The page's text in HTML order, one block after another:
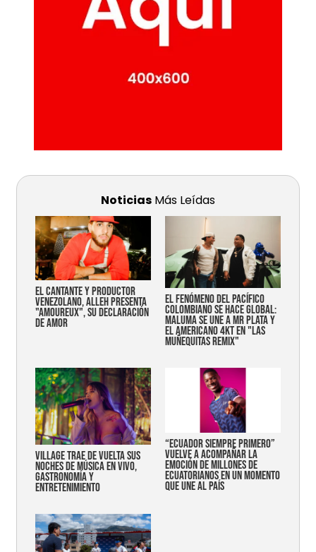
Noticias Más Leídas
EL CANTANTE Y PRODUCTOR
VENEZOLANO, ALLEH PRESENTA
"AMOUREUX", SU DECLARACIÓN
DE AMOR
EL FENÓMENO DEL PACÍFICO
COLOMBIANO SE HACE GLOBAL:
MALUMA SE UNE A MR PLATA Y
EL AMERICANO 4KT EN "LAS
MUÑEQUITAS REMIX"
Village trae de vuelta sus
noches de música en vivo,
gastronomía y
entretenimiento
“Ecuador siempre primero”
vuelve a acompañar la
emoción de millones de
ecuatorianos en un momento
que une al país